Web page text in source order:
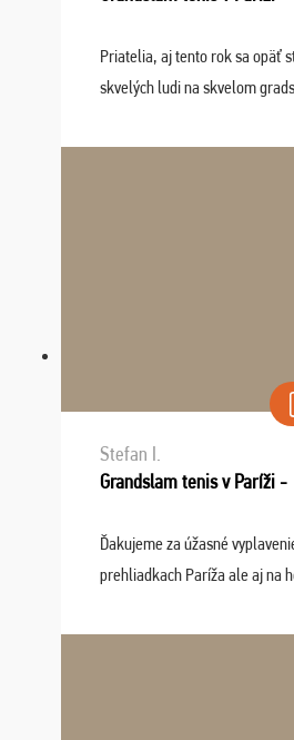
Priatelia, aj tento rok sa opäť
skvelých ludi na skvelom
sa na budúci rok. Prajem vam
Stefan I.
Grandslam tenis v Paríži -
Ďakujeme za úžasné
prehliadkach Paríža ale aj na
spomínať a zväžujeme repete